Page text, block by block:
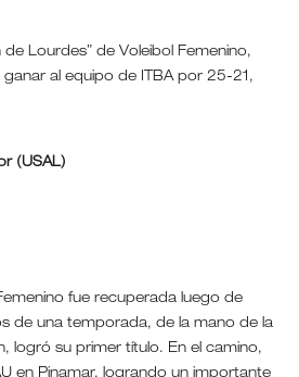
de Lourdes” de Voleibol Femenino,
al equipo de ITBA por 25-21,
(USAL)
fue recuperada luego de
de una temporada, de la mano de la
logró su primer título. En el camino,
en Pinamar, logrando un importante